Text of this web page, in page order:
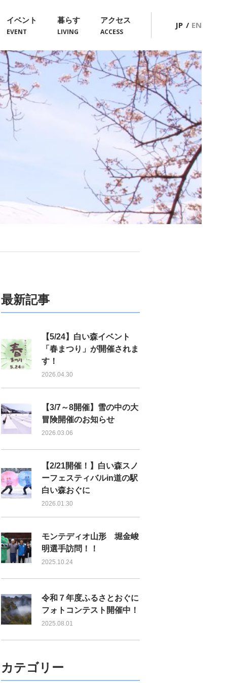
イベント
EVENT
暮らす
LIVING
アクセス
ACCESS
JP EN
最新記事
【5/24】白い森イベント
「春まつり」が開催されま
す！
2026.04.30
【3/7～8開催】雪の中の大
冒険開催のお知らせ
2026.03.06
【2/21開催！】白い森スノ
ーフェスティバルin道の駅
白い森おぐに
2026.01.30
モンテディオ山形 堀金峻
明選手訪問！！
2025.10.24
令和７年度ふるさとおぐに
フォトコンテスト開催中！
2025.08.01
カテゴリー